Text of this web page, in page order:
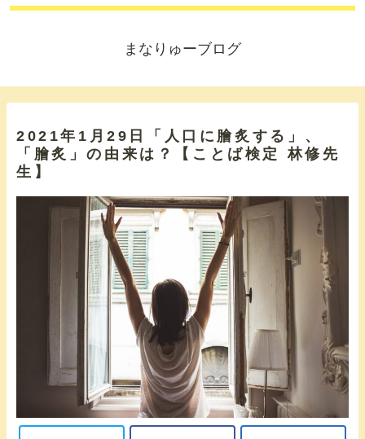
まなりゅーブログ
2021年1月29日「人口に膾炙する」、
「膾炙」の由来は？【ことば検定 林修先
生】